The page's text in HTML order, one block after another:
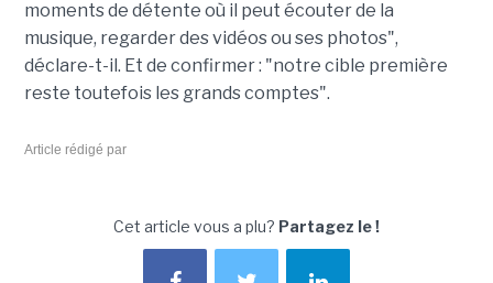
moments de détente où il peut écouter de la
musique, regarder des vidéos ou ses photos",
déclare-t-il. Et de confirmer : "notre cible première
reste toutefois les grands comptes".
Article rédigé par
Cet article vous a plu? Partagez le !